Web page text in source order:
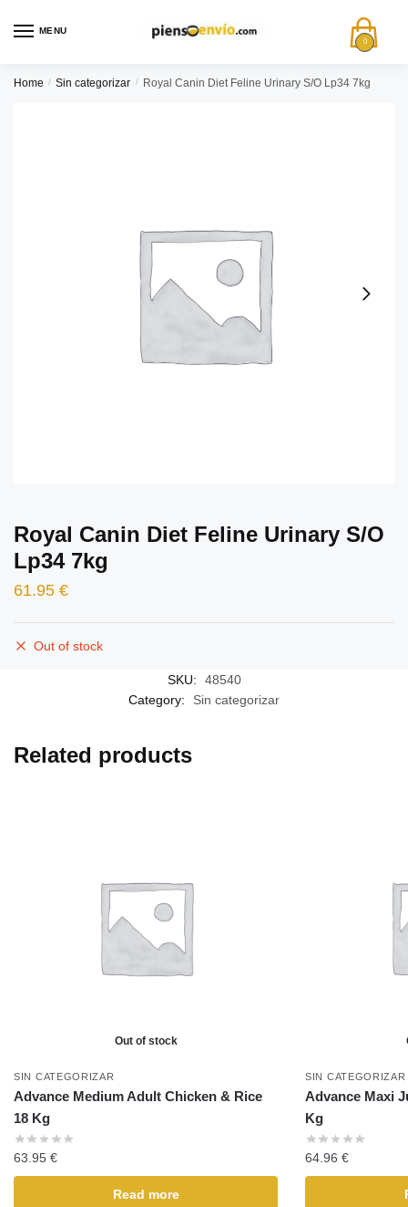
MENU
0
Home / Sin categorizar / Royal Canin Diet Feline Urinary S/O Lp34 7kg
Royal Canin Diet Feline Urinary S/O
Lp34 7kg
61.95 €
Out of stock
SKU:
48540
Category:
Sin categorizar
Related products
Out of stock
SIN CATEGORIZAR
Advance Medium Adult Chicken & Rice
18 Kg
63.95 €
Read more
SIN CATEGORIZAR
Advance Maxi
Kg
64.96 €